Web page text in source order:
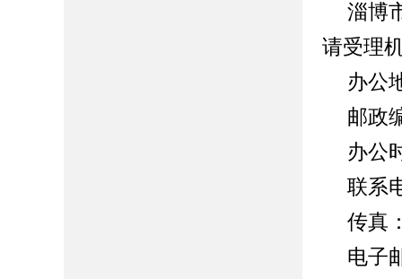
淄博
请受理
办公
邮政
办公
联系
传真
电子